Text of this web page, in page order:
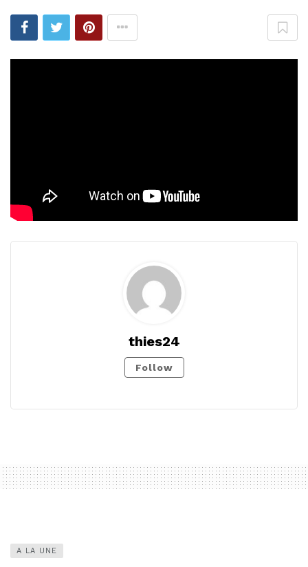
thies24
Follow
A LA UNE